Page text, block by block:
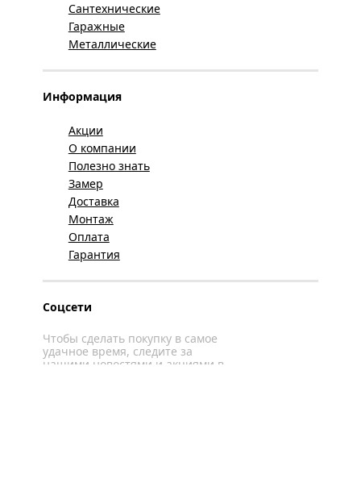
Сантехнические
Гаражные
Металлические
Информация
Акции
О компании
Полезно знать
Замер
Доставка
Монтаж
Оплата
Гарантия
Соцсети
Чтобы сделать покупку в самое
удачное время, следите за
нашими новостями и акциями в